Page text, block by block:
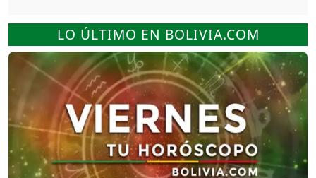
LO ÚLTIMO EN BOLIVIA.COM